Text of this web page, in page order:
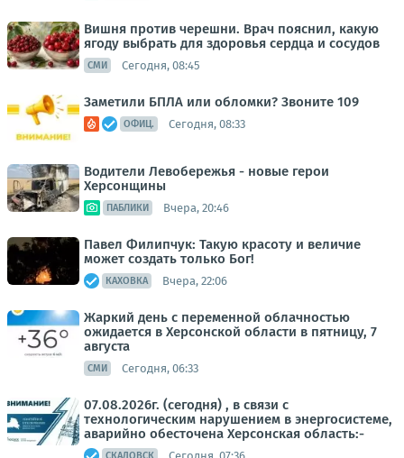
Вишня против черешни. Врач пояснил, какую
ягоду выбрать для здоровья сердца и сосудов
СМИ Сегодня, 08:45
Заметили БПЛА или обломки? Звоните 109
ОФИЦ. Сегодня, 08:33
Водители Левобережья - новые герои
Херсонщины
ПАБЛИКИ Вчера, 20:46
Павел Филипчук: Такую красоту и величие
может создать только Бог!
КАХОВКА Вчера, 22:06
Жаркий день с переменной облачностью
ожидается в Херсонской области в пятницу, 7
августа
СМИ Сегодня, 06:33
07.08.2026г. (сегодня) , в связи с
технологическим нарушением в энергосистеме,
аварийно обесточена Херсонская область:-